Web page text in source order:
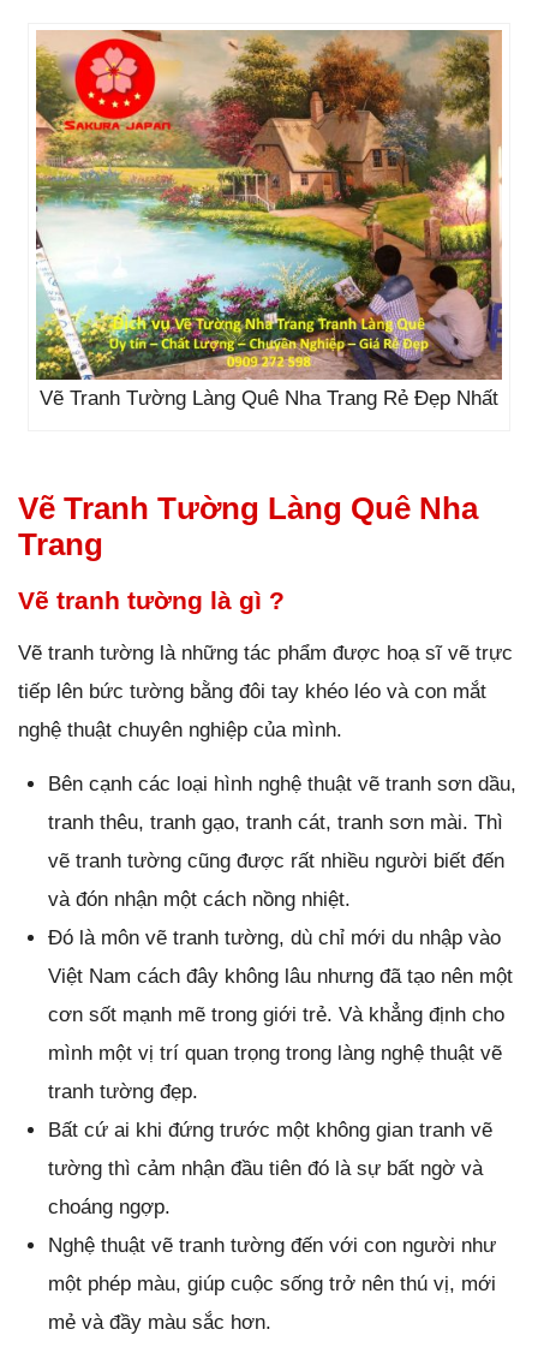
Vẽ Tranh Tường Làng Quê Nha Trang Rẻ Đẹp Nhất
Vẽ Tranh Tường Làng Quê Nha
Trang
Vẽ tranh tường là gì ?
Vẽ tranh tường là những tác phẩm được hoạ sĩ vẽ trực
tiếp lên bức tường bằng đôi tay khéo léo và con mắt
nghệ thuật chuyên nghiệp của mình.
Bên cạnh các loại hình nghệ thuật vẽ tranh sơn dầu,
tranh thêu, tranh gạo, tranh cát, tranh sơn mài. Thì
vẽ tranh tường cũng được rất nhiều người biết đến
và đón nhận một cách nồng nhiệt.
Đó là môn vẽ tranh tường, dù chỉ mới du nhập vào
Việt Nam cách đây không lâu nhưng đã tạo nên một
cơn sốt mạnh mẽ trong giới trẻ. Và khẳng định cho
mình một vị trí quan trọng trong làng nghệ thuật vẽ
tranh tường đẹp.
Bất cứ ai khi đứng trước một không gian tranh vẽ
tường thì cảm nhận đầu tiên đó là sự bất ngờ và
choáng ngợp.
Nghệ thuật vẽ tranh tường đến với con người như
một phép màu, giúp cuộc sống trở nên thú vị, mới
mẻ và đầy màu sắc hơn.